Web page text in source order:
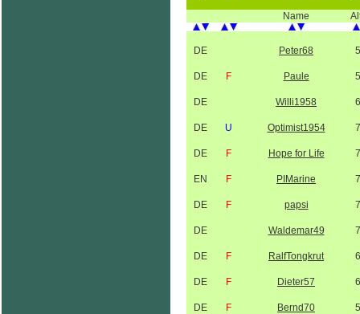
Name
DE Peter68
DE F Paule
DE Willi1958
DE U Optimist1954
DE F Hope for Life
EN F PIMarine
DE F papsi
DE Waldemar49
DE F RalfTongkrut
DE F Dieter57
DE F Bernd70